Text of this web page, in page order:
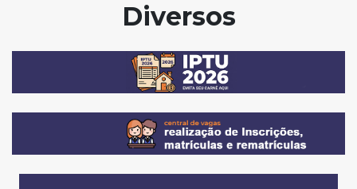
Diversos